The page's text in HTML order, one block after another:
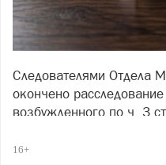
Следователями Отдела
окончено расследование
возбужденного по ч. 3
насаждений).
16+